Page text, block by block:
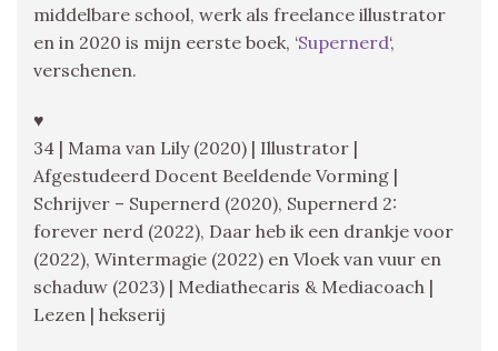
middelbare school, werk als freelance illustrator
en in 2020 is mijn eerste boek, ‘Supernerd‘,
verschenen.
♥
34 | Mama van Lily (2020) | Illustrator |
Afgestudeerd Docent Beeldende Vorming |
Schrijver – Supernerd (2020), Supernerd 2:
forever nerd (2022), Daar heb ik een drankje voor
(2022), Wintermagie (2022) en Vloek van vuur en
schaduw (2023) | Mediathecaris & Mediacoach |
Lezen | hekserij